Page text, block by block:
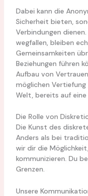
Dabei kann die
Sicherheit bieten,
Verbindungen
wegfallen, bleiben
Gemeinsamkeiten
Beziehungen führen
Aufbau von
möglichen Vertiefung
Welt, bereits auf eine
Die Rolle von
Die Kunst des
Anders als bei
wir dir die
kommunizieren. Du
Grenzen.
Unsere